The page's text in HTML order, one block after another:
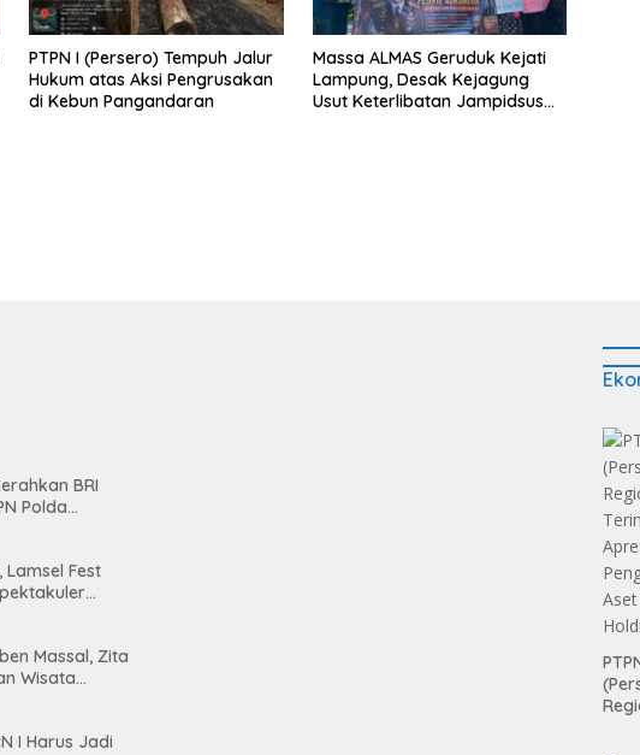
PTPN I (Persero) Tempuh Jalur
Hukum atas Aksi Pengrusakan
di Kebun Pangandaran
Massa ALMAS Geruduk Kejati
Lampung, Desak Kejagung
Usut Keterlibatan Jampidsus
BRI
Polda
Fest
Massal, Zita
Wisata
I Harus Jadi